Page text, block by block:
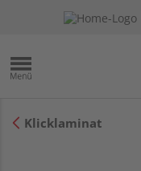
Klicklaminat